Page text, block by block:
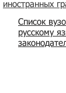
Список
русскому
иностранных